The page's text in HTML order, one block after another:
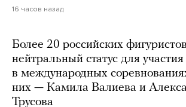
16 часов назад
Более 20 российских
нейтральный статус для участия
в международных
них — Камила Валиева и
Трусова